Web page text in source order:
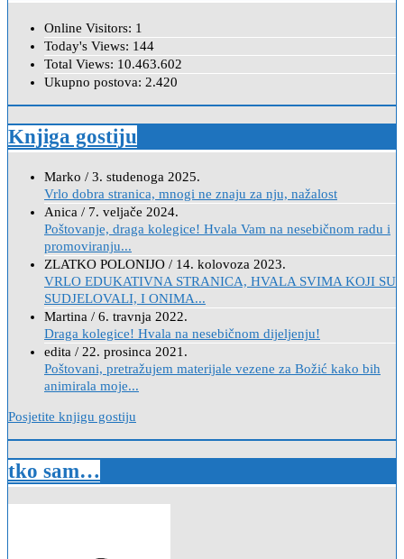
Online Visitors: 1
Today's Views: 144
Total Views: 10.463.602
Ukupno postova: 2.420
Knjiga gostiju
Marko / 3. studenoga 2025.
Vrlo dobra stranica, mnogi ne znaju za nju, nažalost
Anica / 7. veljače 2024.
Poštovanje, draga kolegice! Hvala Vam na nesebičnom radu i
promoviranju...
ZLATKO POLONIJO / 14. kolovoza 2023.
VRLO EDUKATIVNA STRANICA, HVALA SVIMA KOJI SU
SUDJELOVALI, I ONIMA...
Martina / 6. travnja 2022.
Draga kolegice! Hvala na nesebičnom dijeljenju!
edita / 22. prosinca 2021.
Poštovani, pretražujem materijale vezene za Božić kako bih
animirala moje...
Posjetite knjigu gostiju
tko sam…